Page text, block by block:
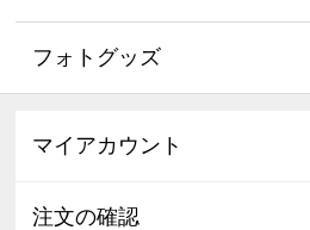
フォトグッズ
マイアカウント
注文の確認